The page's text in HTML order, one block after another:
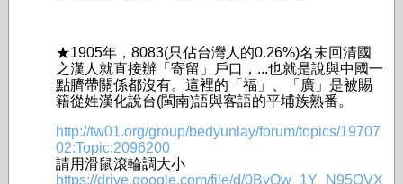
★1905年，8083(只佔台灣人的0.26%)名未回清國
之漢人就直接辦「寄留」­戶口，...也就是說與中國一
點臍帶關係都沒有。這裡的「福」、「廣」是被賜
籍從姓漢化說台(­閩南)語與客語的平埔族熟番。
http://tw01.org/group/bedyunlay/forum/topics/19707
02:Topic:2096200
請用滑鼠滾輪調大小
https://drive.google.com/file/d/0ByOw_1Y_N95QVX